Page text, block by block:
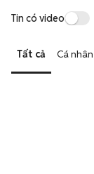
Tin có video
Tất cả Cá nhân